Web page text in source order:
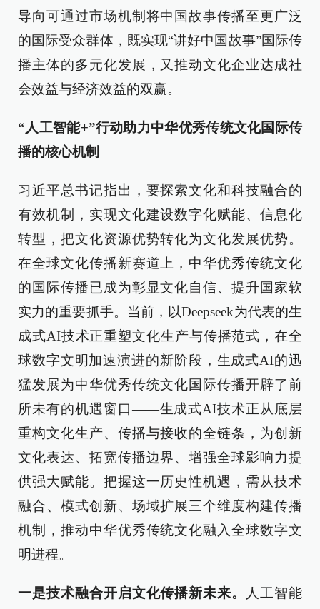
导向可通过市场机制将中国故事传播至更广泛
的国际受众群体，既实现“讲好中国故事”国际传
播主体的多元化发展，又推动文化企业达成社
会效益与经济效益的双赢。
“人工智能+”行动助力中华优秀传统文化国际传
播的核心机制
习近平总书记指出，要探索文化和科技融合的
有效机制，实现文化建设数字化赋能、信息化
转型，把文化资源优势转化为文化发展优势。
在全球文化传播新赛道上，中华优秀传统文化
的国际传播已成为彰显文化自信、提升国家软
实力的重要抓手。当前，以Deepseek为代表的生
成式AI技术正重塑文化生产与传播范式，在全
球数字文明加速演进的新阶段，生成式AI的迅
猛发展为中华优秀传统文化国际传播开辟了前
所未有的机遇窗口——生成式AI技术正从底层
重构文化生产、传播与接收的全链条，为创新
文化表达、拓宽传播边界、增强全球影响力提
供强大赋能。把握这一历史性机遇，需从技术
融合、模式创新、场域扩展三个维度构建传播
机制，推动中华优秀传统文化融入全球数字文
明进程。
一是技术融合开启文化传播新未来。
人工智能